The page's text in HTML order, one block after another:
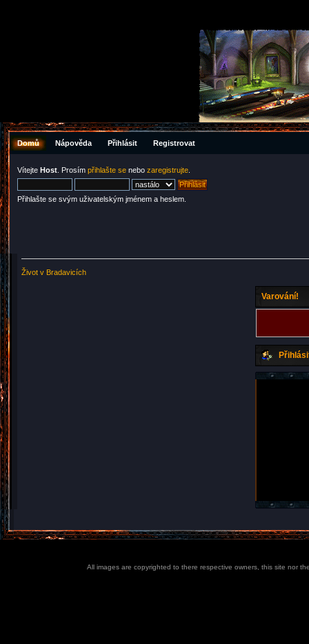
Domů Nápověda Přihlásit Registrovat
Vítejte Host . Prosím přihlašte se nebo zaregistrujte
Přihlašte se svým uživatelským jménem a heslem.
Život v Bradavicích
Varování!
All images are copyrighted to there respective owners, this site nor